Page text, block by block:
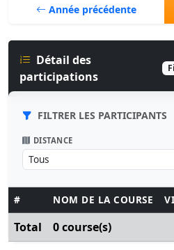
Année précédente
Détail des
participations
FILTRER LES PARTICIPANTS
DISTANCE
# NOM DE LA COURSE
Total 0 course(s)